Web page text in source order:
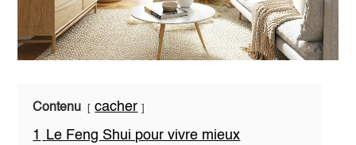
Contenu
cacher
1
Le Feng Shui pour vivre mieux